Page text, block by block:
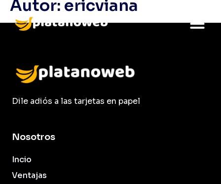
Autor: ericviana
Dile adiós a las tarjetas en papel
Nosotros
Incio
Ventajas